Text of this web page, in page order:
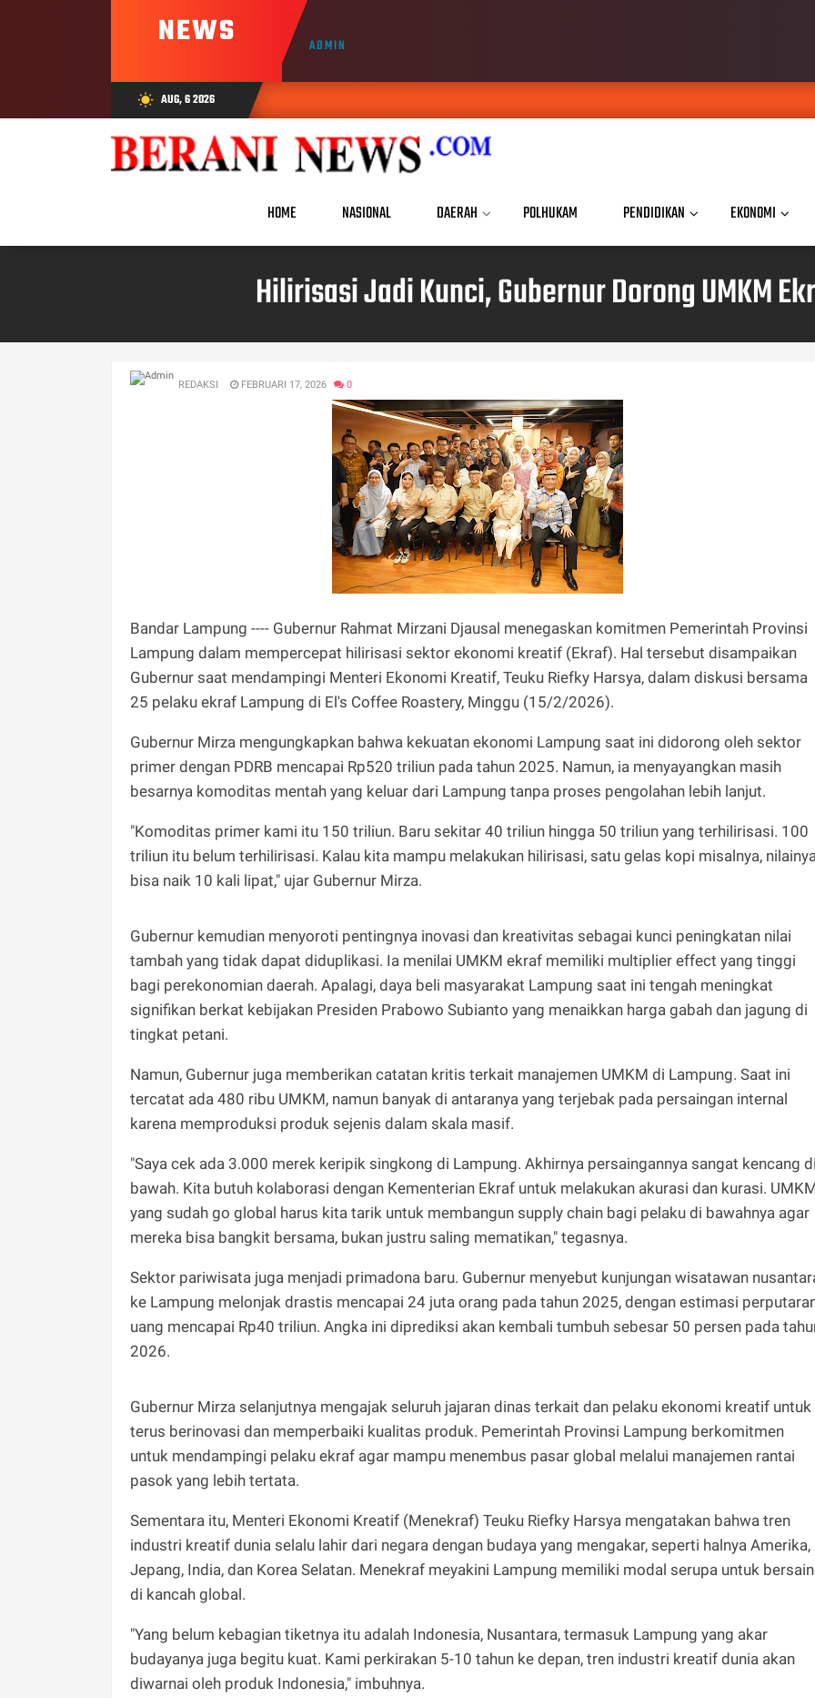
NEWS ADMIN
wb_sunny AUG, 6 2026
HOME NASIONAL DAERAH POLHUKAM PENDIDIKAN EKONOMI
Hilirisasi Jadi Kunci, Gubernur Dorong UMKM
REDAKSI FEBRUARI 17, 2026 0
Bandar Lampung ---- Gubernur Rahmat Mirzani Djausal menegaskan komitmen Pemerintah Provinsi
Lampung dalam mempercepat hilirisasi sektor ekonomi kreatif (Ekraf). Hal tersebut disampaikan
Gubernur saat mendampingi Menteri Ekonomi Kreatif, Teuku Riefky Harsya, dalam diskusi bersama
25 pelaku ekraf Lampung di El's Coffee Roastery, Minggu (15/2/2026).
​Gubernur Mirza mengungkapkan bahwa kekuatan ekonomi Lampung saat ini didorong oleh sektor
primer dengan PDRB mencapai Rp520 triliun pada tahun 2025. Namun, ia menyayangkan masih
besarnya komoditas mentah yang keluar dari Lampung tanpa proses pengolahan lebih lanjut.
​"Komoditas primer kami itu 150 triliun. Baru sekitar 40 triliun hingga 50 triliun yang terhilirisasi. 100
triliun itu belum terhilirisasi. Kalau kita mampu melakukan hilirisasi, satu gelas kopi misalnya,
bisa naik 10 kali lipat," ujar Gubernur Mirza.
​Gubernur kemudian menyoroti pentingnya inovasi dan kreativitas sebagai kunci peningkatan nilai
tambah yang tidak dapat diduplikasi. Ia menilai UMKM ekraf memiliki multiplier effect yang tinggi
bagi perekonomian daerah. Apalagi, daya beli masyarakat Lampung saat ini tengah meningkat
signifikan berkat kebijakan Presiden Prabowo Subianto yang menaikkan harga gabah dan jagung di
tingkat petani.
​Namun, Gubernur juga memberikan catatan kritis terkait manajemen UMKM di Lampung. Saat ini
tercatat ada 480 ribu UMKM, namun banyak di antaranya yang terjebak pada persaingan internal
karena memproduksi produk sejenis dalam skala masif.
​"Saya cek ada 3.000 merek keripik singkong di Lampung. Akhirnya persaingannya sangat kencang
bawah. Kita butuh kolaborasi dengan Kementerian Ekraf untuk melakukan akurasi dan kurasi.
yang sudah go global harus kita tarik untuk membangun supply chain bagi pelaku di bawahnya agar
mereka bisa bangkit bersama, bukan justru saling mematikan," tegasnya.
​Sektor pariwisata juga menjadi primadona baru. Gubernur menyebut kunjungan wisatawan
ke Lampung melonjak drastis mencapai 24 juta orang pada tahun 2025, dengan estimasi
uang mencapai Rp40 triliun. Angka ini diprediksi akan kembali tumbuh sebesar 50 persen pada
2026.
​Gubernur Mirza selanjutnya mengajak seluruh jajaran dinas terkait dan pelaku ekonomi kreatif untuk
terus berinovasi dan memperbaiki kualitas produk. Pemerintah Provinsi Lampung berkomitmen
untuk mendampingi pelaku ekraf agar mampu menembus pasar global melalui manajemen rantai
pasok yang lebih tertata.
Sementara itu, Menteri Ekonomi Kreatif (Menekraf) Teuku Riefky Harsya​ mengatakan bahwa tren
industri kreatif dunia selalu lahir dari negara dengan budaya yang mengakar, seperti halnya Amerika,
Jepang, India, dan Korea Selatan. Menekraf meyakini Lampung memiliki modal serupa untuk
di kancah global.
"Yang belum kebagian tiketnya itu adalah Indonesia, Nusantara, termasuk Lampung yang akar
budayanya juga begitu kuat. Kami perkirakan 5-10 tahun ke depan, tren industri kreatif dunia akan
diwarnai oleh produk Indonesia," imbuhnya.